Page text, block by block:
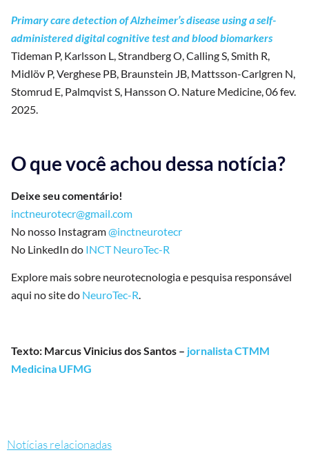
Primary care detection of Alzheimer’s disease using a self-
administered digital cognitive test and blood biomarkers
Tideman P, Karlsson L, Strandberg O, Calling S, Smith R,
Midlöv P, Verghese PB, Braunstein JB, Mattsson-Carlgren N,
Stomrud E, Palmqvist S, Hansson O. Nature Medicine, 06 fev.
2025.
O que você achou dessa notícia?
Deixe seu comentário!
inctneurotecr@gmail.com
No nosso Instagram@inctneurotecr
No LinkedIn do INCT NeuroTec-R
Explore mais sobre neurotecnologia e pesquisa responsável
aqui no site do NeuroTec-R.
Texto: Marcus Vinicius dos Santos – jornalista CTMM
Medicina UFMG
Notícias relacionadas